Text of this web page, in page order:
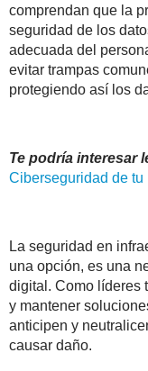
comprendan que la
seguridad de los
adecuada del
evitar trampas
protegiendo así los
Te podría interesar
Ciberseguridad de tu
La seguridad en
una opción, es una
digital. Como líderes
y mantener
anticipen y
causar daño.